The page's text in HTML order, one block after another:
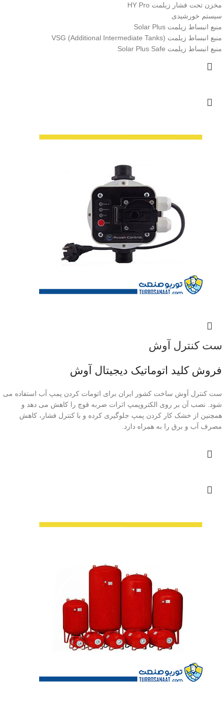
مخزن تحت فشار زیلمت HY Pro
سیستم خورشیدی
منبع انبساط زیلمت Solar Plus
منبع انبساط زیلمت VSG (Additional Intermediate Tanks)
منبع انبساط زیلمت Solar Plus Safe
ست کنترل آوش
فروش کلید اتوماتیک دیجیتال آوش
ست کنترل آوش ساخت کشور ایران برای اتومات کردن پمپ آب استفاده می
شود. نصب آن بر روی الکتروپمپ اثرات ضربه قوچ را کاهش می دهد و
همچنین از خشک کار کردن پمپ جلوگیری کرده و با کنترل فشار، کاهش
مصرف آب و برق را به همراه دارد.